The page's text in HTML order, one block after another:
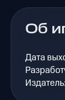
Об
Дата
Издатель: